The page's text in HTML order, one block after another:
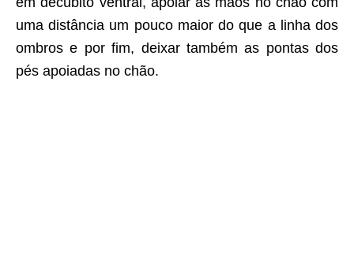
uma distância um pouco maior do que a linha dos
ombros e por fim, deixar também as pontas dos
pés apoiadas no chão.